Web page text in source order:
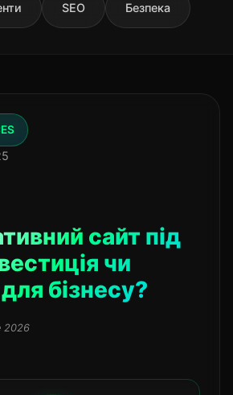
SEO Безпека
сайт під
чи
бізнесу?
2026